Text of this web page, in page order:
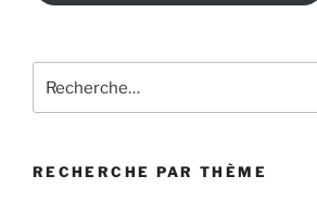
pour
RECHERCHE PAR THÈME